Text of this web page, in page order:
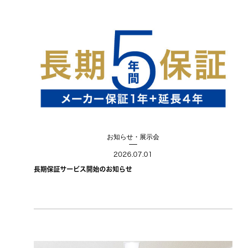
お知らせ・展示会
2026.07.01
長期保証サービス開始のお知らせ